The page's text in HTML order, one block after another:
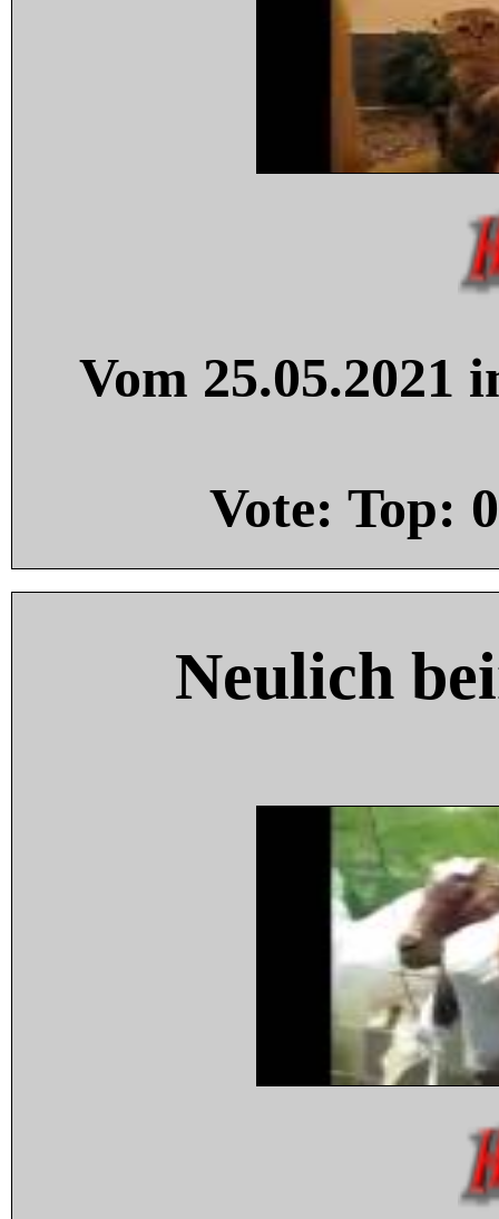
Vom 25.05.2021
Vote: Top: 0
Neulich